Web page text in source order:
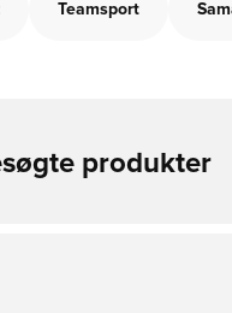
Teamsport
produkter